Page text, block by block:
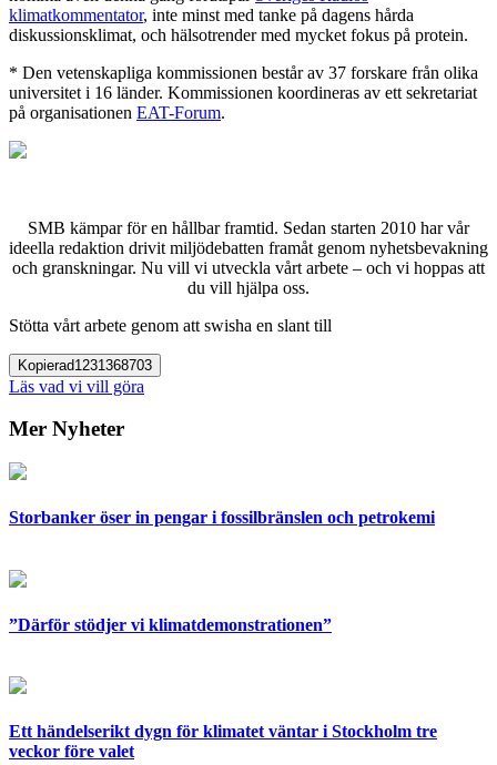
klimatkommentator, inte minst med tanke på dagens hårda
diskussionsklimat, och hälsotrender med mycket fokus på protein.
* Den vetenskapliga kommissionen består av 37 forskare från olika
universitet i 16 länder. Kommissionen koordineras av ett sekretariat
på organisationen EAT-Forum.
SMB kämpar för en hållbar framtid. Sedan starten 2010 har vår
ideella redaktion drivit miljödebatten framåt genom nyhetsbevakning
och granskningar. Nu vill vi utveckla vårt arbete – och vi hoppas att
du vill hjälpa oss.
Stötta vårt arbete genom att swisha en slant till
Kopierad1231368703
Läs vad vi vill göra
Mer Nyheter
Storbanker öser in pengar i fossilbränslen och petrokemi
”Därför stödjer vi klimatdemonstrationen”
Ett händelserikt dygn för klimatet väntar i Stockholm tre
veckor före valet